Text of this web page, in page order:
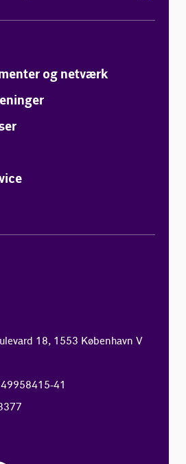
og netværk
18, 1553 København V
41